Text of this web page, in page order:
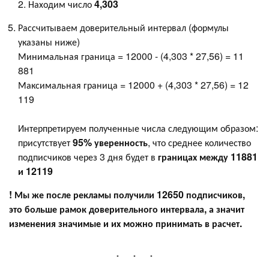
2. Находим число4,303
Рассчитываем доверительный интервал (формулы
указаны ниже)
Минимальная граница = 12000 - (4,303 * 27,56) = 11
881
Максимальная граница = 12000 + (4,303 * 27,56) = 12
119
Интерпретируем полученные числа следующим образом:
присутствует95% уверенность, что среднее количество
подписчиков через 3 дня будет в границах между 11881
и 12119
! Мы же после рекламы получили 12650 подписчиков,
это больше рамок доверительного интервала, а значит
изменения значимые и их можно принимать в расчет.